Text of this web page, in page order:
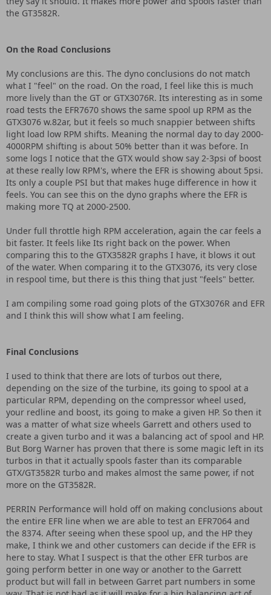
the GT3582R.
On the Road Conclusions
My conclusions are this. The dyno conclusions do not match
what I "feel" on the road. On the road, I feel like this is much
more lively than the GT or GTX3076R. Its interesting as in some
road tests the EFR7670 shows the same spool up RPM as the
GTX3076 w.82ar, but it feels so much snappier between shifts
light load low RPM shifts. Meaning the normal day to day 2000-
4000RPM shifting is about 50% better than it was before. In
some logs I notice that the GTX would show say 2-3psi of boost
at these really low RPM's, where the EFR is showing about 5psi.
Its only a couple PSI but that makes huge difference in how it
feels. You can see this on the dyno graphs where the EFR is
making more TQ at 2000-2500.
Under full throttle high RPM acceleration, again the car feels a
bit faster. It feels like Its right back on the power. When
comparing this to the GTX3582R graphs I have, it blows it out
of the water. When comparing it to the GTX3076, its very close
in respool time, but there is this thing that just "feels" better.
I am compiling some road going plots of the GTX3076R and EFR
and I think this will show what I am feeling.
Final Conclusions
I used to think that there are lots of turbos out there,
depending on the size of the turbine, its going to spool at a
particular RPM, depending on the compressor wheel used,
your redline and boost, its going to make a given HP. So then it
was a matter of what size wheels Garrett and others used to
create a given turbo and it was a balancing act of spool and HP.
But Borg Warner has proven that there is some magic left in its
turbos in that it actually spools faster than its comparable
GTX/GT3582R turbo and makes almost the same power, if not
more on the GT3582R.
PERRIN Performance will hold off on making conclusions about
the entire EFR line when we are able to test an EFR7064 and
the 8374. After seeing when these spool up, and the HP they
make, I think we and other customers can decide if the EFR is
here to stay. What I suspect is that the other EFR turbos are
going perform better in one way or another to the Garrett
product but will fall in between Garret part numbers in some